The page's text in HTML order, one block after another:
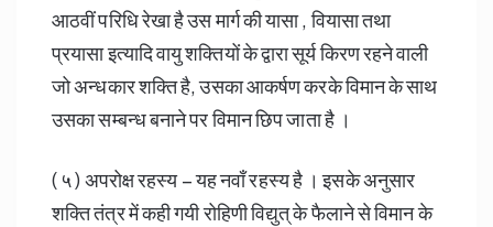
आठवीं परिधि रेखा है उस मार्ग की यासा , वियासा तथा
प्रयासा इत्यादि वायु शक्तियों के द्वारा सूर्य किरण रहने वाली
जो अन्धकार शक्ति है, उसका आकर्षण करके विमान के साथ
उसका सम्बन्ध बनाने पर विमान छिप जाता है ।
( ५ ) अपरोक्ष रहस्य – यह नवाँ रहस्य है । इसके अनुसार
शक्ति तंत्र में कही गयी रोहिणी विद्युत्‌ के फैलाने से विमान के